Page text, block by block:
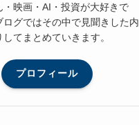
・映画・AI・投資が大好きで
ログではその中で見聞きした内
てまとめていきます。
プロフィール